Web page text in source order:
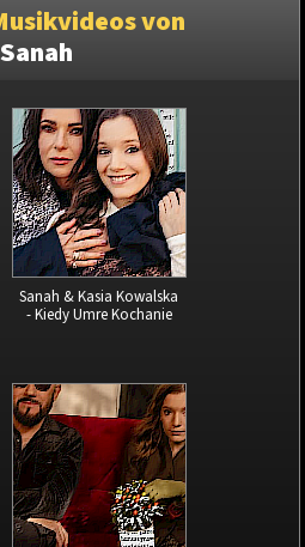
von
Sanah
Sanah & Kasia Kowalska
- Kiedy Umre Kochanie